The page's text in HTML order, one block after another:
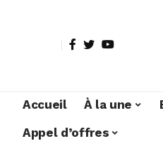
Accueil À la une
Appel d’offres